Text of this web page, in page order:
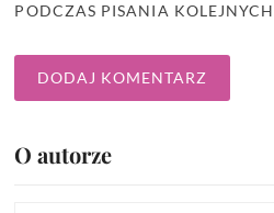
PODCZAS PISANIA
O autorze